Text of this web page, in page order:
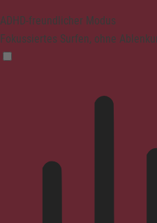
ADHD-freundlicher Modus
Fokussiertes Surfen, ohne